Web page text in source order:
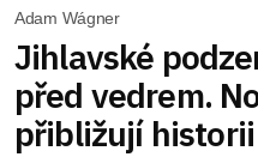
Adam Wágner
Jihlavské
před vedrem.
přibližují